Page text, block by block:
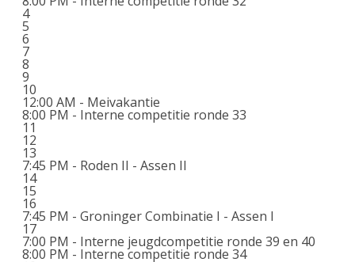
4
5
6
7
8
9
10
12:00 AM - Meivakantie
8:00 PM - Interne competitie ronde 33
11
12
13
7:45 PM - Roden II - Assen II
14
15
16
7:45 PM - Groninger Combinatie I - Assen I
17
7:00 PM - Interne jeugdcompetitie ronde 39 en 40
8:00 PM - Interne competitie ronde 34